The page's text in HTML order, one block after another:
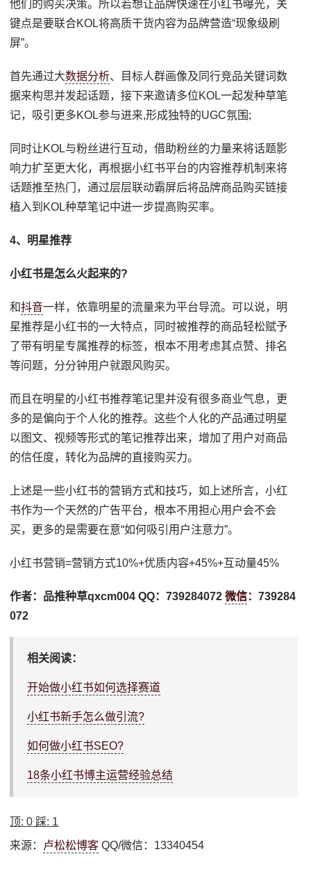
他们的购买决策。所以若想让品牌快速在小红书曝光，关
键点是要联合KOL将高质干货内容为品牌营造“现象级刷
屏”。
首先通过大数据分析、目标人群画像及同行竞品关键词数
据来构思并发起话题，接下来邀请多位KOL一起发种草笔
记，吸引更多KOL参与进来,形成独特的UGC氛围;
同时让KOL与粉丝进行互动，借助粉丝的力量来将话题影
响力扩至更大化，再根据小红书平台的内容推荐机制来将
话题推至热门，通过层层联动霸屏后将品牌商品购买链接
植入到KOL种草笔记中进一步提高购买率。
4、明星推荐
小红书是怎么火起来的?
和抖音一样，依靠明星的流量来为平台导流。可以说，明
星推荐是小红书的一大特点，同时被推荐的商品轻松赋予
了带有明星专属推荐的标签，根本不用考虑其点赞、排名
等问题，分分钟用户就跟风购买。
而且在明星的小红书推荐笔记里并没有很多商业气息，更
多的是偏向于个人化的推荐。这些个人化的产品通过明星
以图文、视频等形式的笔记推荐出来，增加了用户对商品
的信任度，转化为品牌的直接购买力。
上述是一些小红书的营销方式和技巧，如上述所言，小红
书作为一个天然的广告平台，根本不用担心用户会不会
买，更多的是需要在意“如何吸引用户注意力”。
小红书营销=营销方式10%+优质内容+45%+互动量45%
作者：品推种草qxcm004 QQ：739284072微信：739284
072
相关阅读：
开始做小红书如何选择赛道
小红书新手怎么做引流?
如何做小红书SEO?
18条小红书博主运营经验总结
顶:0 踩: 1
来源： 卢松松博客 QQ/微信：13340454